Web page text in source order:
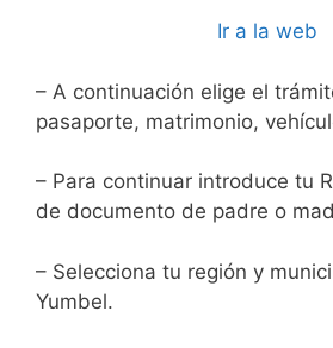
Ir a la web
– A continuación elige el
pasaporte, matrimonio,
– Para continuar introduce tu
de documento de padre o
– Selecciona tu región y
Yumbel.